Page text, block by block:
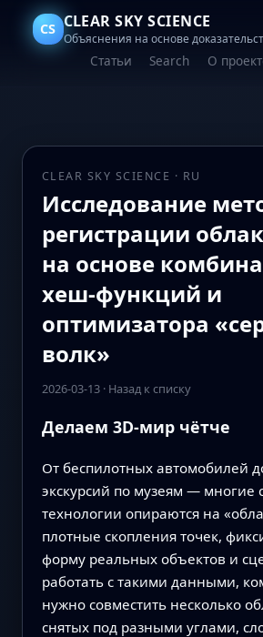
CS CLEAR SKY SCIENCE
Объяснения на основе
Статьи Search О
CLEAR SKY SCIENCE · RU
Исследование
регистрации
на основе
хеш‑функций и
оптимизатора
волк»
2026-03-13· Назад к списку
Делаем 3D‑мир чётче
От беспилотных автомобилей
экскурсий по музеям — многие
технологии опираются на
плотные скопления точек,
форму реальных объектов и
работать с такими данными,
нужно совместить несколько
снятых под разными углами,